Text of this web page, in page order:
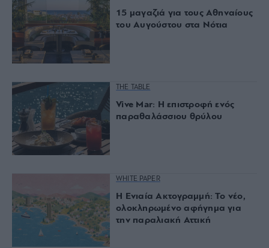
15 μαγαζιά για τους Αθηναίους
του Αυγούστου στα Νότια
THE TABLE
Vive Mar: Η επιστροφή ενός
παραθαλάσσιου θρύλου
WHITE PAPER
Η Ενιαία Ακτογραμμή: Το νέο,
ολοκληρωμένο αφήγημα για
την παραλιακή Αττική